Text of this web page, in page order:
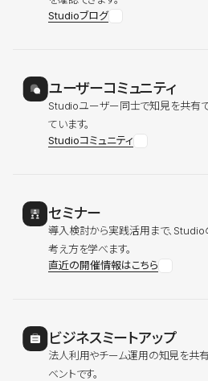
Studioブログ
ユーザーコミュニティ
Studioユーザー同士で知見を共有で
ています。
Studioコミュニティ
セミナー
導入検討から実践活用まで、
考え方を学べます。
直近の開催情報はこちら
ビジネスミートアップ
法人利用やチーム運用の知見を共
ベントです。